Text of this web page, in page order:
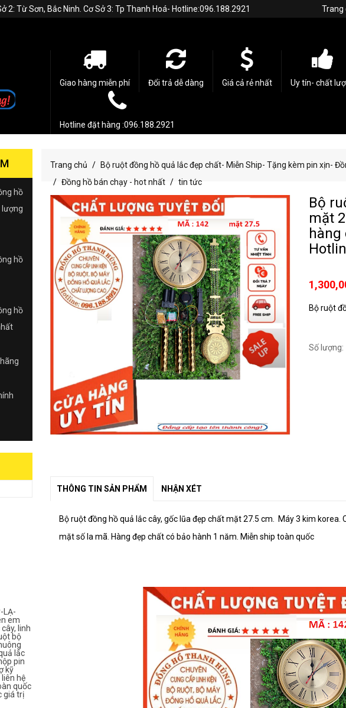
Trang
2: Từ Sơn, Bắc Ninh. Cơ Sở 3: Tp Thanh Hoá- Hotline:096.188.2921
Giao hàng miễn phí Đổi trả dễ dàng Giá cả rẻ nhất Uy tín- chất
Hotline đặt hàng :096.188.2921
Trang chủ Bộ ruột đồng hồ quả lắc đẹp chất- Miễn Ship- Tặng kèm pin xịn-
Đồng hồ bán chạy - hot nhất
tin tức
Bộ
mặt
Bộ ruột
Số lượng:
THÔNG TIN SẢN PHẨM NHẬN XÉT
Bộ ruột đồng hồ quả lắc cây, gốc lũa đẹp chất mặt 27.5 cm. Máy 3 kim korea.
mặt số la mã. Hàng đẹp chất có bảo hành 1 năm. Miễn ship toàn quốc
hồ
lượng
hồ
hồ
LẠ-
em
linh
bộ
lắc
pin
kỹ
hệ
quốc
giá trị